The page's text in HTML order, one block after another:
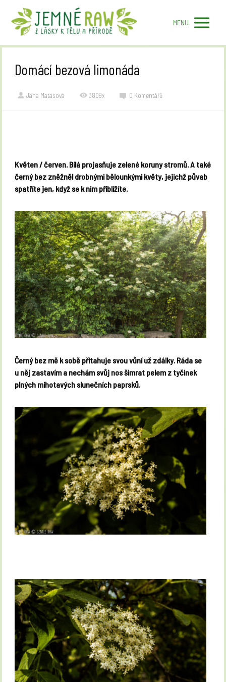
MENU
Domácí bezová limonáda
Jana Matasová 3809x 0 Komentářů
Květen / červen. Bílá projasňuje zelené koruny stromů. A také
černý bez zněžněl drobnými bělounkými květy, jejichž půvab
spatříte jen, když se k nim přiblížíte.
Černý bez mě k sobě přitahuje svou vůní už zdálky. Ráda se
u něj zastavím a nechám svůj nos šimrat pelem z tyčinek
plných mihotavých slunečních paprsků.